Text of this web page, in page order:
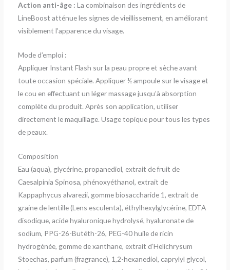
Action anti-âge : La combinaison des ingrédients de
LineBoost atténue les signes de vieillissement, en améliorant
visiblement l’apparence du visage.
Mode d’emploi :
Appliquer Instant Flash sur la peau propre et sèche avant
toute occasion spéciale. Appliquer ½ ampoule sur le visage et
le cou en effectuant un léger massage jusqu’à absorption
complète du produit. Après son application, utiliser
directement le maquillage. Usage topique pour tous les types
de peaux.
Composition
Eau (aqua), glycérine, propanediol, extrait de fruit de
Caesalpinia Spinosa, phénoxyéthanol, extrait de
Kappaphycus alvarezii, gomme biosaccharide 1, extrait de
graine de lentille (Lens esculenta), éthylhexylglycérine, EDTA
disodique, acide hyaluronique hydrolysé, hyaluronate de
sodium, PPG-26-Butéth-26, PEG-40 huile de ricin
hydrogénée, gomme de xanthane, extrait d’Helichrysum
Stoechas, parfum (fragrance), 1,2-hexanediol, caprylyl glycol,